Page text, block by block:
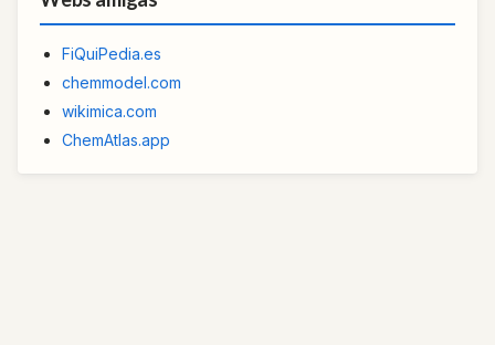
FiQuiPedia.es
chemmodel.com
wikimica.com
ChemAtlas.app